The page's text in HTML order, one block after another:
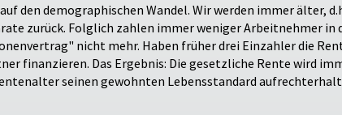
den demographischen Wandel. Wir werden immer älter,
zurück. Folglich zahlen immer weniger Arbeitnehmer in
nicht mehr. Haben früher drei Einzahler die
finanzieren. Das Ergebnis: Die gesetzliche Rente wird
seinen gewohnten Lebensstandard